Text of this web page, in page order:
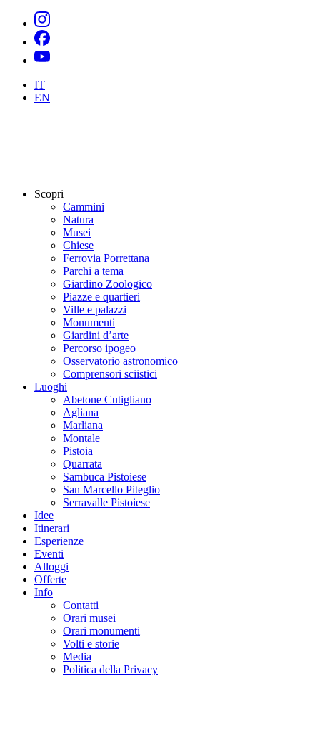
IT
EN
Scopri
Cammini
Natura
Musei
Chiese
Ferrovia Porrettana
Parchi a tema
Giardino Zoologico
Piazze e quartieri
Ville e palazzi
Monumenti
Giardini d’arte
Percorso ipogeo
Osservatorio astronomico
Comprensori sciistici
Luoghi
Abetone Cutigliano
Agliana
Marliana
Montale
Pistoia
Quarrata
Sambuca Pistoiese
San Marcello Piteglio
Serravalle Pistoiese
Idee
Itinerari
Esperienze
Eventi
Alloggi
Offerte
Info
Contatti
Orari musei
Orari monumenti
Volti e storie
Media
Politica della Privacy